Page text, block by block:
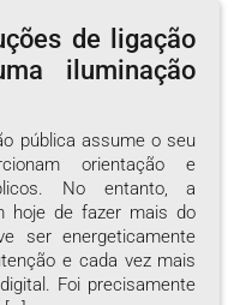
de ligação
iluminação
pública assume o seu
orientação e
No entanto, a
hoje de fazer mais do
ser energeticamente
e cada vez mais
Foi precisamente